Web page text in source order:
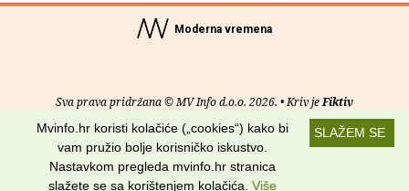
Moderna vremena
Sva prava pridržana © MV Info d.o.o. 2026. • Kriv jeFiktiv
Uvjeti korištenja RSS kanali
Potraži nas na:
SLAŽEM SE
Mvinfo.hr koristi kolačiće („cookies“) kako bi
vam pružio bolje korisničko iskustvo.
Nastavkom pregleda mvinfo.hr stranica
slažete se sa korištenjem kolačića. Više